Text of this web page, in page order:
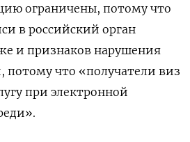
ограничены, потому что
в российский орган
и признаков нарушения
потому что «получатели виз
при электронной